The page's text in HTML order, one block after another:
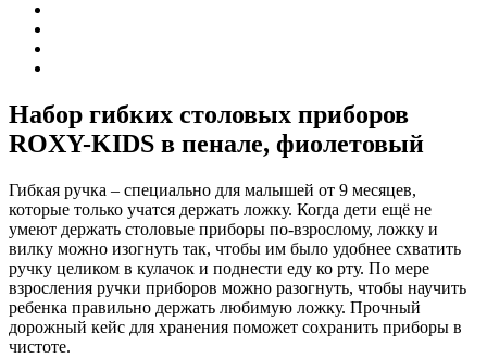
Набор гибких столовых приборов
ROXY-KIDS в пенале, фиолетовый
Гибкая ручка – специально для малышей от 9 месяцев,
которые только учатся держать ложку. Когда дети ещё не
умеют держать столовые приборы по-взрослому, ложку и
вилку можно изогнуть так, чтобы им было удобнее схватить
ручку целиком в кулачок и поднести еду ко рту. По мере
взросления ручки приборов можно разогнуть, чтобы научить
ребенка правильно держать любимую ложку. Прочный
дорожный кейс для хранения поможет сохранить приборы в
чистоте.